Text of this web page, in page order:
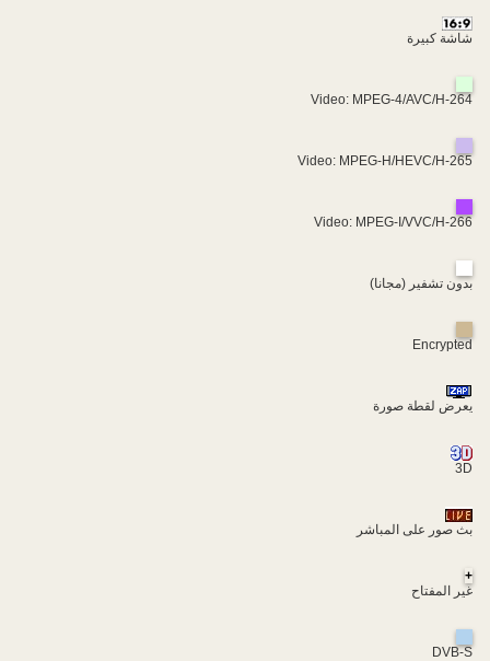
شاشة كبيرة
Video: MPEG-4/AVC/H-264
Video: MPEG-H/HEVC/H-265
Video: MPEG-I/VVC/H-266
بدون تشفير (مجانا)
Encrypted
يعرض لقطة صورة
3D
بث صور على المباشر
+
غير المفتاح
DVB-S